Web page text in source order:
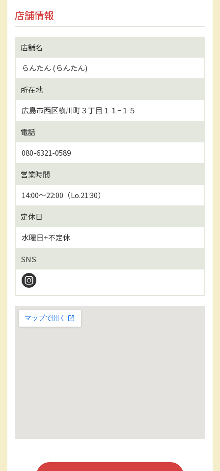
店舗情報
店舗名
らんたん (らんたん)
所在地
広島市西区横川町３丁目１１−１５
電話
080-6321-0589
営業時間
14:00〜22:00（Lo.21:30）
定休日
水曜日+不定休
SNS